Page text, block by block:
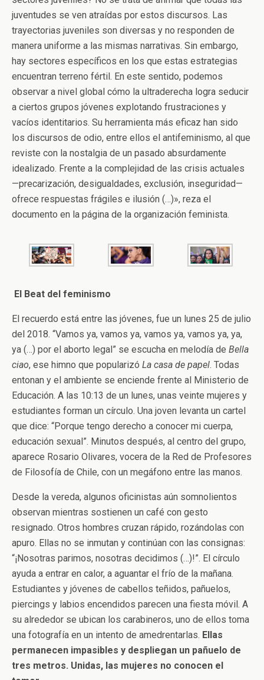
juventudes se ven atraídas por estos discursos. Las
trayectorias juveniles son diversas y no responden de
manera uniforme a las mismas narrativas. Sin embargo,
hay sectores específicos en los que estas estrategias
encuentran terreno fértil. En este sentido, podemos
observar a nivel global cómo la ultraderecha logra seducir
a ciertos grupos jóvenes explotando frustraciones y
vacíos identitarios. Su herramienta más eficaz han sido
los discursos de odio, entre ellos el antifeminismo, al que
reviste con la nostalgia de un pasado absurdamente
idealizado. Frente a la complejidad de las crisis actuales
—precarización, desigualdades, exclusión, inseguridad—
ofrece respuestas frágiles e ilusión (…)», reza el
documento en la página de la organización feminista.
El Beat del feminismo
El recuerdo está entre las jóvenes, fue un lunes 25 de julio
del 2018. “Vamos ya, vamos ya, vamos ya, vamos ya, ya,
ya (…) por el aborto legal” se escucha en melodía de Bella
ciao, ese himno que popularizó La casa de papel. Todas
entonan y el ambiente se enciende frente al Ministerio de
Educación. A las 10:13 de un lunes, unas veinte mujeres y
estudiantes forman un círculo. Una joven levanta un cartel
que dice: “Porque tengo derecho a conocer mi cuerpa,
educación sexual”. Minutos después, al centro del grupo,
aparece Rosario Olivares, vocera de la Red de Profesores
de Filosofía de Chile, con un megáfono entre las manos.
Desde la vereda, algunos oficinistas aún somnolientos
observan mientras sostienen un café con gesto
resignado. Otros hombres cruzan rápido, rozándolas con
apuro. Ellas no se inmutan y continúan con las consignas:
“¡Nosotras parimos, nosotras decidimos (…)!”. El círculo
ayuda a entrar en calor, a aguantar el frío de la mañana.
Estudiantes y jóvenes de cabellos teñidos, pañuelos,
piercings y labios encendidos parecen una fiesta móvil. A
su alrededor se ubican los carabineros, uno de ellos toma
una fotografía en un intento de amedrentarlas. Ellas
permanecen impasibles y despliegan un pañuelo de
tres metros. Unidas, las mujeres no conocen el